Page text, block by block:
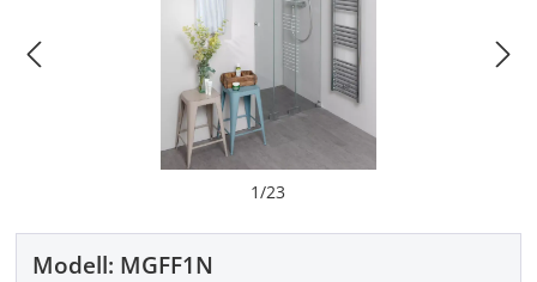
1/23
Modell: MGFF1N